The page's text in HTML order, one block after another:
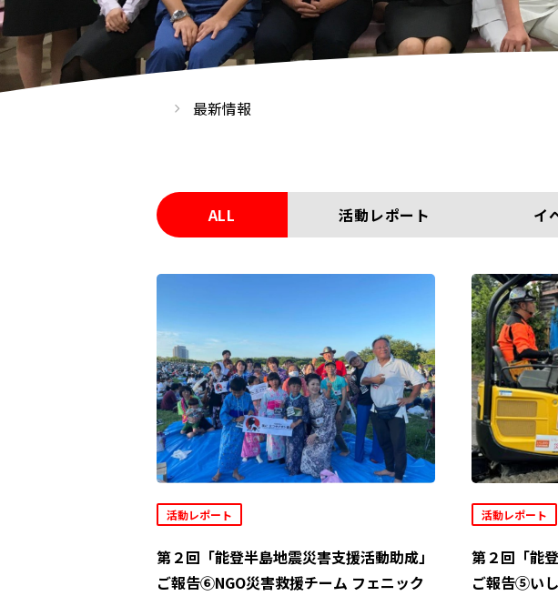
最新情報
ALL 活動レポート イ
活動レポート
第２回「能登半島地震災害支援活動助成」
ご報告⑥NGO災害救援チーム フェニック
活動レポート
第２回「能
ご報告⑤い